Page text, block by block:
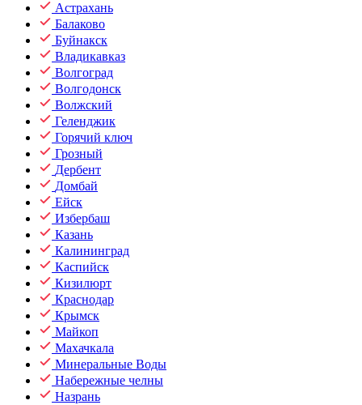
Астрахань
Балаково
Буйнакск
Владикавказ
Волгоград
Волгодонск
Волжский
Геленджик
Горячий ключ
Грозный
Дербент
Домбай
Ейск
Избербаш
Казань
Калининград
Каспийск
Кизилюрт
Краснодар
Крымск
Майкоп
Махачкала
Минеральные Воды
Набережные челны
Назрань